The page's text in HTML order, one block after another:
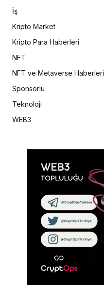
İş
Kripto Market
Kripto Para Haberleri
NFT
NFT ve Metaverse Haberleri
Sponsorlu
Teknoloji
WEB3